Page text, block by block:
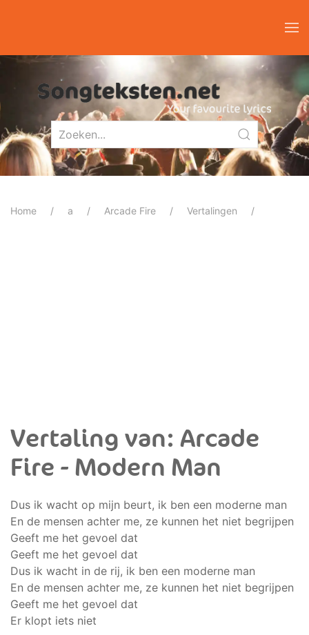
Home a Arcade Fire Vertalingen
Vertaling van: Arcade
Fire - Modern Man
Dus ik wacht op mijn beurt, ik ben een moderne man
En de mensen achter me, ze kunnen het niet begrijpen
Geeft me het gevoel dat
Geeft me het gevoel dat
Dus ik wacht in de rij, ik ben een moderne man
En de mensen achter me, ze kunnen het niet begrijpen
Geeft me het gevoel dat
Er klopt iets niet